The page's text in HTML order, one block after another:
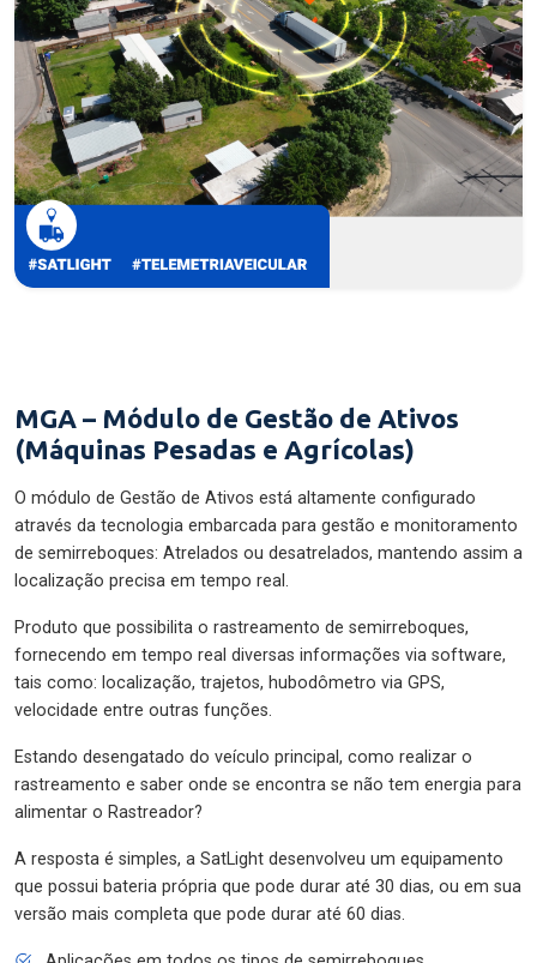
MGA – Módulo de Gestão de Ativos
(Máquinas Pesadas e Agrícolas)
O módulo de Gestão de Ativos está altamente configurado
através da tecnologia embarcada para gestão e monitoramento
de semirreboques: Atrelados ou desatrelados, mantendo assim a
localização precisa em tempo real.
Produto que possibilita o rastreamento de semirreboques,
fornecendo em tempo real diversas informações via software,
tais como: localização, trajetos, hubodômetro via GPS,
velocidade entre outras funções.
Estando desengatado do veículo principal, como realizar o
rastreamento e saber onde se encontra se não tem energia para
alimentar o Rastreador?
A resposta é simples, a SatLight desenvolveu um equipamento
que possui bateria própria que pode durar até 30 dias, ou em sua
versão mais completa que pode durar até 60 dias.